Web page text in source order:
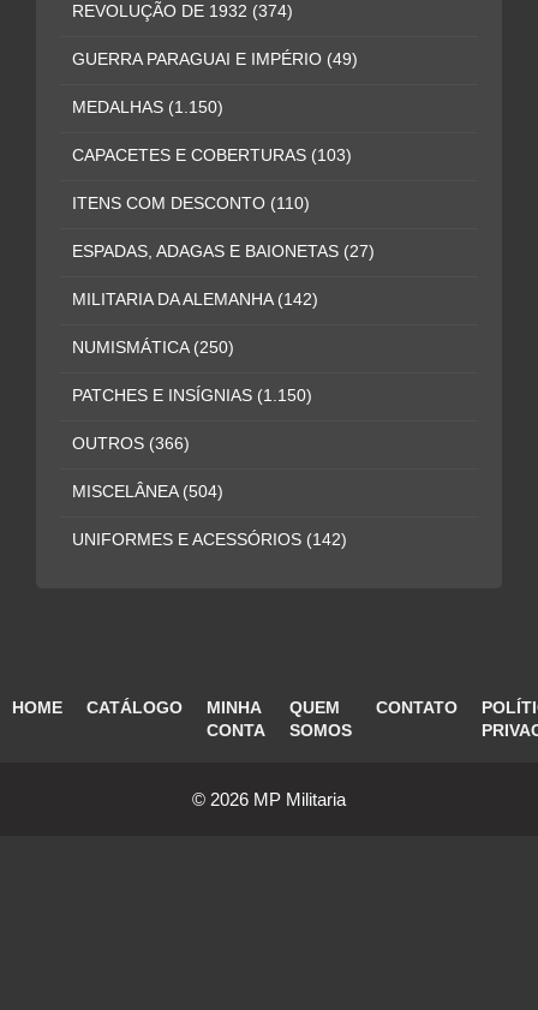
REVOLUÇÃO DE 1932 (374)
GUERRA PARAGUAI E IMPÉRIO (49)
MEDALHAS (1.150)
CAPACETES E COBERTURAS (103)
ITENS COM DESCONTO (110)
ESPADAS, ADAGAS E BAIONETAS (27)
MILITARIA DA ALEMANHA (142)
NUMISMÁTICA (250)
PATCHES E INSÍGNIAS (1.150)
OUTROS (366)
MISCELÂNEA (504)
UNIFORMES E ACESSÓRIOS (142)
HOME CATÁLOGO
MINHA
CONTA
QUEM
SOMOS
CONTATO
© 2026 MP Militaria